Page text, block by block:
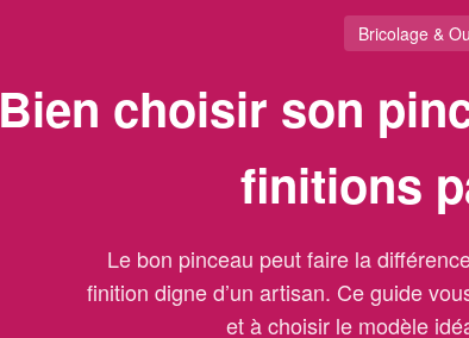
Bricolage &
Bien choisir son
finitions
Le bon pinceau peut faire la
finition digne d’un artisan. Ce guide
et à choisir le modèle